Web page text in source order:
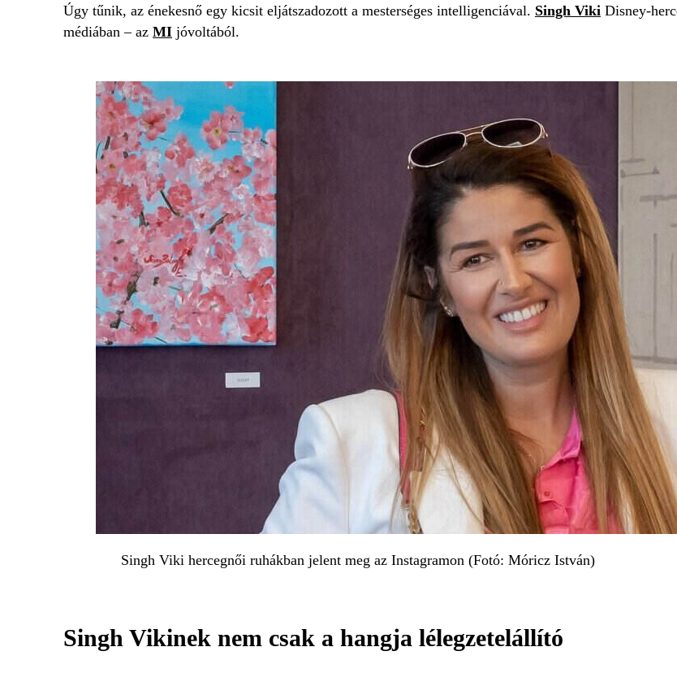
Úgy tűnik, az énekesnő egy kicsit eljátszadozott a mesterséges intelligenciával. Singh Viki Disney-
médiában – az MI jóvoltából.
Singh Viki hercegnői ruhákban jelent meg az Instagramon (Fotó: Móricz István)
Singh Vikinek nem csak a hangja lélegzetelállító